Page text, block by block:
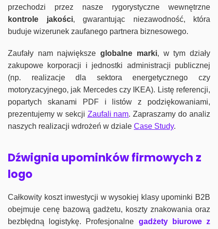
przechodzi przez nasze rygorystyczne wewnętrzne
kontrole jakości, gwarantując niezawodność, która
buduje wizerunek zaufanego partnera biznesowego.
Zaufały nam największeglobalne marki, w tym działy
zakupowe korporacji i jednostki administracji publicznej
(np. realizacje dla sektora energetycznego czy
motoryzacyjnego, jak Mercedes czy IKEA). Listę referencji,
popartych skanami PDF i listów z podziękowaniami,
prezentujemy w sekcji Zaufali nam. Zapraszamy do analiz
naszych realizacji wdrożeń w dziale Case Study.
Dźwignia upominków firmowych z
logo
Całkowity koszt inwestycji w wysokiej klasy upominki B2B
obejmuje cenę bazową gadżetu, koszty znakowania oraz
bezbłędną logistykę. Profesjonalne gadżety biurowe z